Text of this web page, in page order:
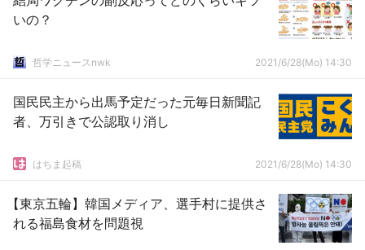
いの？
哲学ニュースnwk 2021/6/28(Mo) 14:30
国民民主から出馬予定だった元毎日新聞記
者、万引きで公認取り消し
はちま起稿 2021/6/28(Mo) 14:30
【東京五輪】韓国メディア、選手村に提供さ
れる福島食材を問題視